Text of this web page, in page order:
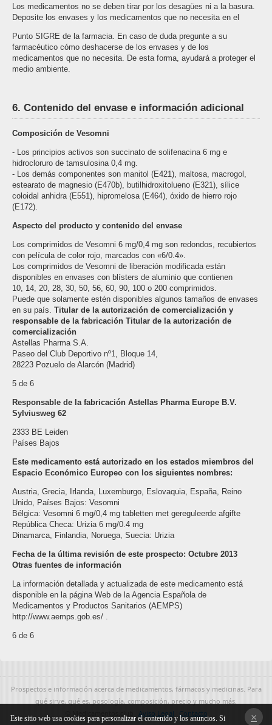
Los medicamentos no se deben tirar por los desagües ni a la basura.
Deposite los envases y los medicamentos que no necesita en el
Punto SIGRE de la farmacia. En caso de duda pregunte a su
farmacéutico cómo deshacerse de los envases y de los
medicamentos que no necesita. De esta forma, ayudará a proteger el
medio ambiente.
6. Contenido del envase e información adicional
Composición de Vesomni
- Los principios activos son succinato de solifenacina 6 mg e
hidrocloruro de tamsulosina 0,4 mg.
- Los demás componentes son manitol (E421), maltosa, macrogol,
estearato de magnesio (E470b), butilhidroxitolueno (E321), sílice
coloidal anhidra (E551), hipromelosa (E464), óxido de hierro rojo
(E172).
Aspecto del producto y contenido del envase
Los comprimidos de Vesomni 6 mg/0,4 mg son redondos, recubiertos
con película de color rojo, marcados con «6/0.4».
Los comprimidos de Vesomni de liberación modificada están
disponibles en envases con blísters de aluminio que contienen
10, 14, 20, 28, 30, 50, 56, 60, 90, 100 o 200 comprimidos.
Puede que solamente estén disponibles algunos tamaños de envases
en su país. Titular de la autorización de comercialización y
responsable de la fabricación Titular de la autorización de
comercialización
Astellas Pharma S.A.
Paseo del Club Deportivo nº1, Bloque 14,
28223 Pozuelo de Alarcón (Madrid)
5 de 6
Responsable de la fabricación Astellas Pharma Europe B.V.
Sylviusweg 62
2333 BE Leiden
Países Bajos
Este medicamento está autorizado en los estados miembros del
Espacio Económico Europeo con los siguientes nombres:
Austria, Grecia, Irlanda, Luxemburgo, Eslovaquia, España, Reino
Unido, Países Bajos: Vesomni
Bélgica: Vesomni 6 mg/0,4 mg tabletten met gereguleerde afgifte
República Checa: Urizia 6 mg/0.4 mg
Dinamarca, Finlandia, Noruega, Suecia: Urizia
Fecha de la última revisión de este prospecto: Octubre 2013
Otras fuentes de información
La información detallada y actualizada de este medicamento está
disponible en la página Web de la Agencia Española de
Medicamentos y Productos Sanitarios (AEMPS)
http://www.aemps.gob.es/ .
6 de 6
Prospectos e información acerca de medicamentos, fármacos y medicinas. Para
qué sirve, qué es, posología, composición, precio y mucho más.
© Medicamentos.club
Aviso Legal Contacto ×
Este sitio web usa cookies para personalizar el contenido y los anuncios. Si